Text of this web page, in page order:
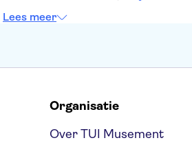
Lees meer
Organisatie
Over TUI Musement